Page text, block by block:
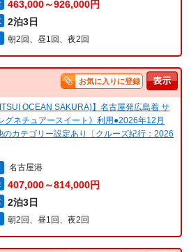
463,000～926,000円
2泊3日
朝2回、昼1回、夜2回
お気に入りに登録
OCEAN SAKURA)】名古屋発広島着 サ
グネチュアースイート》利用●2026年12月
カテゴリー設定あり〔クルーズ紀行：2026
名古屋港
407,000～814,000円
2泊3日
朝2回、昼1回、夜2回